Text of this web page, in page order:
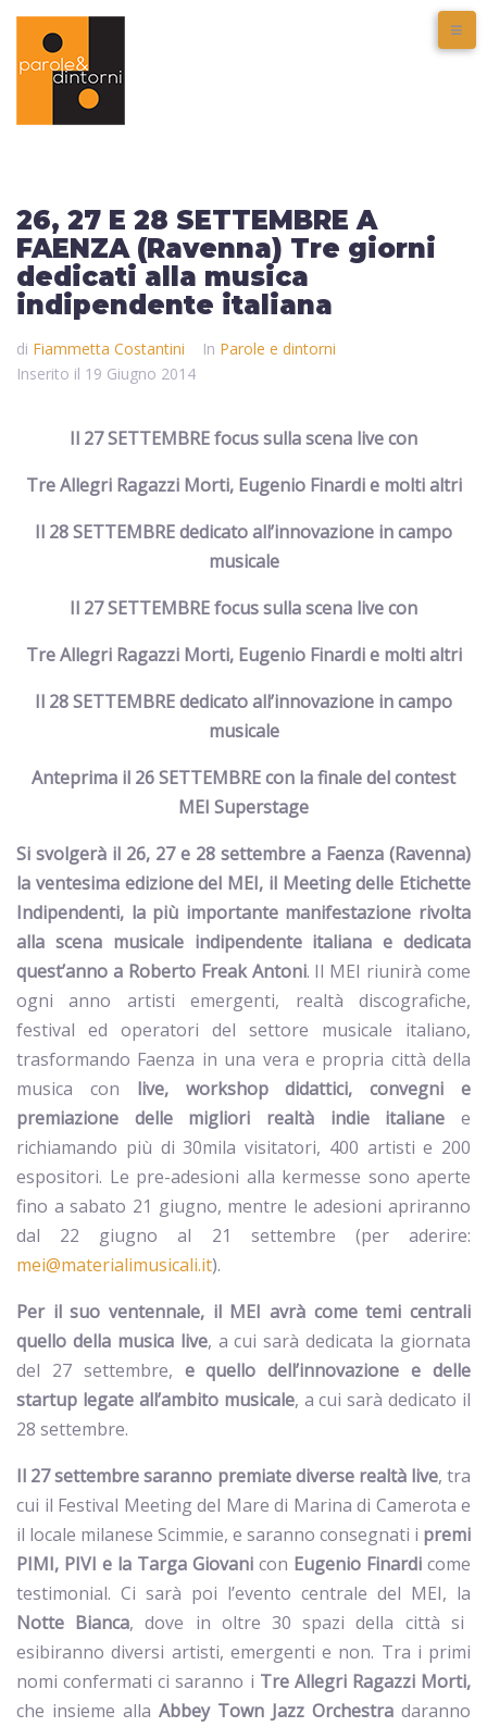
26, 27 E 28 SETTEMBRE A
FAENZA (Ravenna) Tre giorni
dedicati alla musica
indipendente italiana
di Fiammetta Costantini In Parole e dintorni
Inserito il 19 Giugno 2014
Il 27 SETTEMBRE focus sulla scena live con
Tre Allegri Ragazzi Morti, Eugenio Finardi e molti altri
Il 28 SETTEMBRE dedicato all’innovazione in campo
musicale
Il 27 SETTEMBRE focus sulla scena live con
Tre Allegri Ragazzi Morti, Eugenio Finardi e molti altri
Il 28 SETTEMBRE dedicato all’innovazione in campo
musicale
Anteprima il 26 SETTEMBRE con la finale del contest
MEI Superstage
Si svolgerà il 26, 27 e 28 settembre a Faenza (Ravenna)
la ventesima edizione del MEI, il Meeting delle Etichette
Indipendenti, la più importante manifestazione rivolta
alla scena musicale indipendente italiana e dedicata
quest’anno a Roberto Freak Antoni. Il MEI riunirà come
ogni anno artisti emergenti, realtà discografiche,
festival ed operatori del settore musicale italiano,
trasformando Faenza in una vera e propria città della
musica con live, workshop didattici, convegni e
premiazione delle migliori realtà indie italiane e
richiamando più di 30mila visitatori, 400 artisti e 200
espositori. Le pre-adesioni alla kermesse sono aperte
fino a sabato 21 giugno, mentre le adesioni apriranno
dal 22 giugno al 21 settembre (per aderire:
mei@materialimusicali.it).
Per il suo ventennale, il MEI avrà come temi centrali
quello della musica live, a cui sarà dedicata la giornata
del 27 settembre, e quello dell’innovazione e delle
startup legate all’ambito musicale, a cui sarà dedicato il
28 settembre.
Il 27 settembre saranno premiate diverse realtà live, tra
cui il Festival Meeting del Mare di Marina di Camerota e
il locale milanese Scimmie, e saranno consegnati i premi
PIMI, PIVI e la Targa Giovani con Eugenio Finardi come
testimonial. Ci sarà poi l’evento centrale del MEI, la
Notte Bianca, dove in oltre 30 spazi della città si
esibiranno diversi artisti, emergenti e non. Tra i primi
nomi confermati ci saranno i Tre Allegri Ragazzi Morti,
che insieme alla Abbey Town Jazz Orchestra daranno